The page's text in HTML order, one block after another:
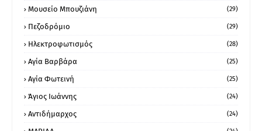
Μουσείο Μπουζιάνη (29)
Πεζοδρόμιο (29)
Ηλεκτροφωτισμός (28)
Αγία Βαρβάρα (25)
Αγία Φωτεινή (25)
Άγιος Ιωάννης (24)
Αντιδήμαρχος (24)